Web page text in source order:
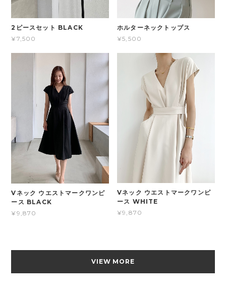
2ピースセット BLACK
¥7,500
ホルターネックトップス
¥5,500
Vネック ウエストマークワンピ
ース BLACK
¥9,870
Vネック ウエストマークワンピ
ース WHITE
¥9,870
VIEW MORE